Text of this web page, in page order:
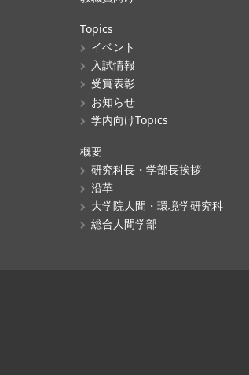
Topics
イベント
入試情報
受賞表彰
お知らせ
学内向けTopics
概要
研究科長・学部長挨拶
沿革
大学院人間・環境学研究科
総合人間学部